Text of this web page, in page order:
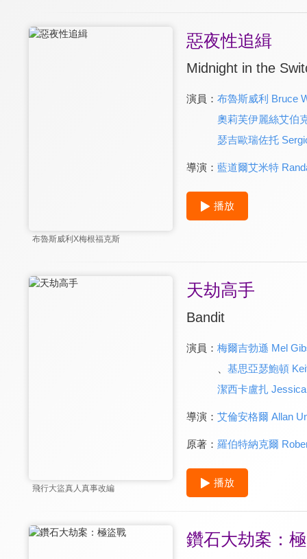
布魯斯威利X梅根福克斯
惡夜性追緝
Midnight in the
演員： 布魯斯威利 Bruce
奧莉芙伊麗絲艾伯
瑟吉歐瑞佐托
導演： 藍道爾艾米特
播放
飛行大盜真人真事改編
天劫高手
Bandit
演員： 梅爾吉勃遜 Mel
基思亞瑟鮑頓
潔西卡盧扎
導演： 艾倫安格爾 Allan
原著： 羅伯特納克爾
播放
鑽石大劫案：